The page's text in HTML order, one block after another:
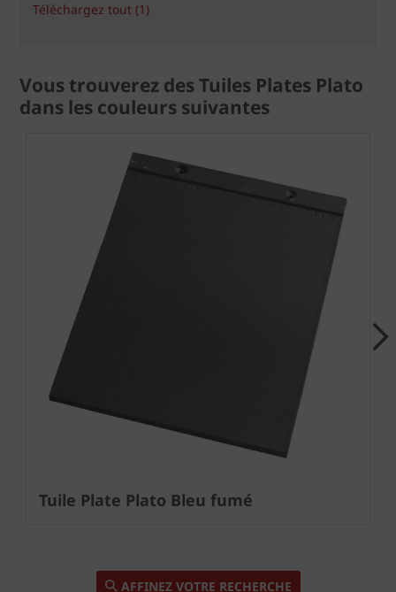
Téléchargez tout (1)
Vous trouverez des Tuiles Plates Plato
dans les couleurs suivantes
Tuile Plate Plato Bleu fumé
Next
AFFINEZ VOTRE RECHERCHE